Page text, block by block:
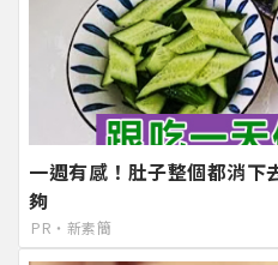
一週有感！肚子整個都消下
夠
PR・新素簡